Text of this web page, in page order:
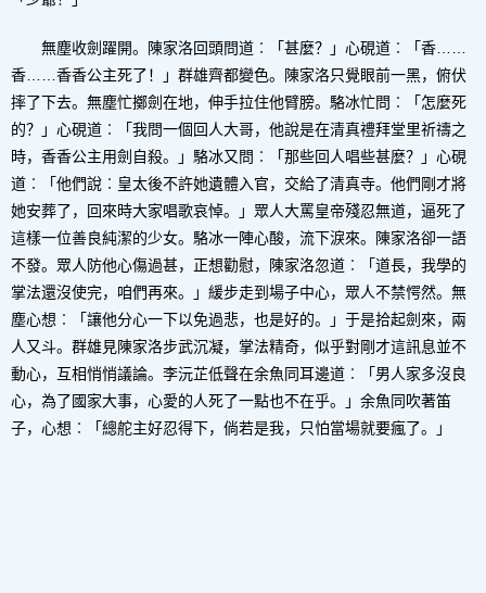
無塵收劍躍開。陳家洛回頭問道︰「甚麼？」心硯道︰「香……
香……香香公主死了！」群雄齊都變色。陳家洛只覺眼前一黑，俯伏
摔了下去。無塵忙擲劍在地，伸手拉住他臂膀。駱冰忙問︰「怎麼死
的？」心硯道︰「我問一個回人大哥，他說是在清真禮拜堂里祈禱之
時，香香公主用劍自殺。」駱冰又問︰「那些回人唱些甚麼？」心硯
道︰「他們說︰皇太後不許她遺體入官，交給了清真寺。他們剛才將
她安葬了，回來時大家唱歌哀悼。」眾人大罵皇帝殘忍無道，逼死了
這樣一位善良純潔的少女。駱冰一陣心酸，流下淚來。陳家洛卻一語
不發。眾人防他心傷過甚，正想勸慰，陳家洛忽道︰「道長，我學的
掌法還沒使完，咱們再來。」緩步走到場子中心，眾人不禁愕然。無
塵心想︰「讓他分心一下以免過悲，也是好的。」于是拾起劍來，兩
人又斗。群雄見陳家洛步武沉凝，掌法精奇，似乎對剛才這訊息並不
動心，互相悄悄議論。李沅芷低聲在余魚同耳邊道︰「男人家多沒良
心，為了國家大事，心愛的人死了一點也不在乎。」余魚同吹著笛
子，心想︰「總舵主好忍得下，倘若是我，只怕當場就要瘋了。」